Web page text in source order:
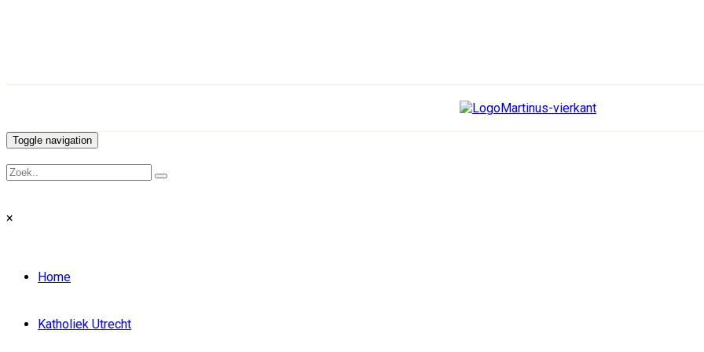
Toggle navigation
×
Home
Katholiek Utrecht